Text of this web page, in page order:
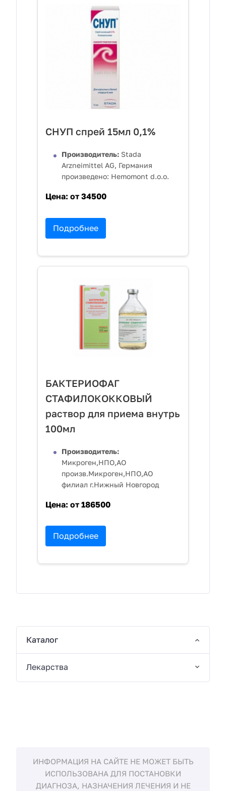
СНУП спрей 15мл 0,1%
Производитель: Stada
Arzneimittel AG, Германия
произведено: Hemomont d.o.o.
Цена: от 34500
Подробнее
БАКТЕРИОФАГ
СТАФИЛОКОККОВЫЙ
раствор для приема внутрь
100мл
Производитель:
Микроген,НПО,АО
произв.Микроген,НПО,АО
филиал г.Нижный Новгород
Цена: от 186500
Подробнее
Каталог
Лекарства
ИНФОРМАЦИЯ НА САЙТЕ НЕ МОЖЕТ БЫТЬ
ИСПОЛЬЗОВАНА ДЛЯ ПОСТАНОВКИ
ДИАГНОЗА, НАЗНАЧЕНИЯ ЛЕЧЕНИЯ И НЕ